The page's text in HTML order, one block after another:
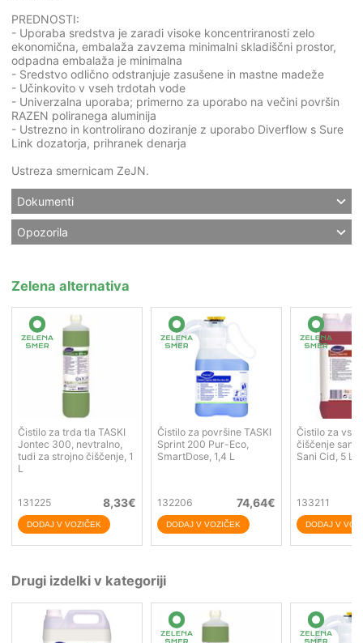
PREDNOSTI:
- Uporaba sredstva je zaradi visoke koncentriranosti zelo
ekonomična, embalaža zavzema minimalni skladiščni prostor,
odpadna embalaža je minimalna
- Sredstvo odlično odstranjuje zasušene in mastne madeže
- Učinkovito v vseh trdotah vode
- Univerzalna uporaba; primerno za uporabo na večini površin
RAZEN poliranega aluminija
- Ustrezno in kontrolirano doziranje z uporabo Diverflow s Sure
Link dozatorja, prihranek denarja
Ustreza smernicam ZeJN.
Dokumenti
Opozorila
Zelena alternativa
Čistilo za trda tla TASKI
Jontec 300, nevtralno,
tudi za strojno čiščenje, 1
L
131225 8,33€
Čistilo za površine TASKI
Sprint 200 Pur-Eco,
SmartDose, 1,4 L
132206 74,64€
Čistilo za
čiščenje
Sani Cid, 5 L
133211
Drugi izdelki v kategoriji